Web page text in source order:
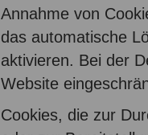
Annahme von
das automatische
aktivieren. Bei der
Website
Cookies, die zur